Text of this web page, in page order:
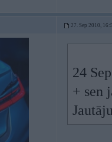
27. Sep 2010,
24
+ sen